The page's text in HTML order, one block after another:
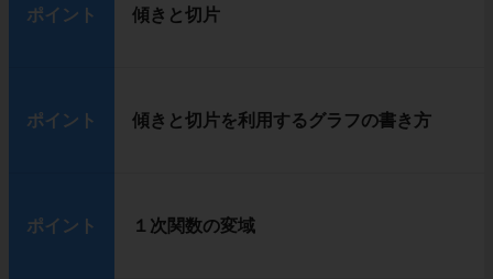
ポイント 傾きと切片
ポイント 傾きと切片を利用するグラフの書き方
ポイント １次関数の変域